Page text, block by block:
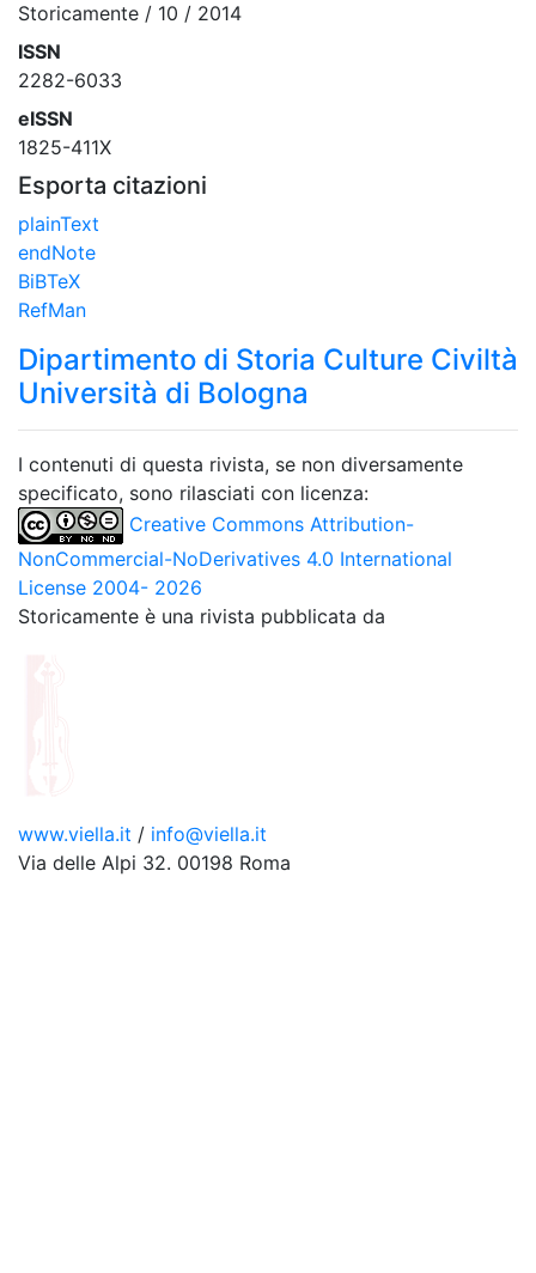
Storicamente / 10 / 2014
ISSN
2282-6033
eISSN
1825-411X
Esporta citazioni
plainText
endNote
BiBTeX
RefMan
Dipartimento di Storia Culture Civiltà
Università di Bologna
I contenuti di questa rivista, se non diversamente
specificato, sono rilasciati con licenza:
Creative Commons Attribution-
NonCommercial-NoDerivatives 4.0 International
License 2004- 2026
Storicamente è una rivista pubblicata da
www.viella.it / info@viella.it
Via delle Alpi 32. 00198 Roma